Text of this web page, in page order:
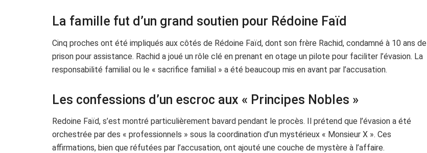
La famille fut d’un grand soutien pour Rédoine Faïd
Cinq proches ont été impliqués aux côtés de Rédoine Faïd, dont son frère Rachid, condamné à 10 ans de
prison pour assistance. Rachid a joué un rôle clé en prenant en otage un pilote pour faciliter l’évasion. La
responsabilité familial ou le « sacrifice familial » a été beaucoup mis en avant par l’accusation.
Les confessions d’un escroc aux « Principes Nobles »
Redoine Faïd, s’est montré particulièrement bavard pendant le procès. Il prétend que l’évasion a été
orchestrée par des « professionnels » sous la coordination d’un mystérieux « Monsieur X ». Ces
affirmations, bien que réfutées par l’accusation, ont ajouté une couche de mystère à l’affaire.